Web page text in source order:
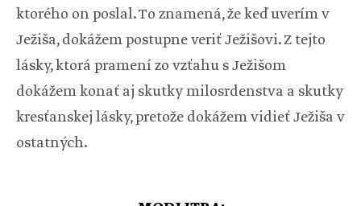
ktorého on poslal. To znamená, že keď uverím v
Ježiša, dokážem postupne veriť Ježišovi. Z tejto
lásky, ktorá pramení zo vzťahu s Ježišom
dokážem konať aj skutky milosrdenstva a skutky
kresťanskej lásky, pretože dokážem vidieť Ježiša v
ostatných.